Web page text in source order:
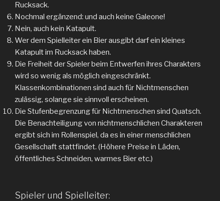
Rucksack.
Nochmal ergänzend: und auch keine Galeone!
Nein, auch kein Katapult.
Wer dem Spielleiter ein Bier ausgibt darf ein kleines
Katapult im Rucksack haben.
Die Freiheit der Spieler beim Entwerfen ihres Charakters
wird so wenig als möglich eingeschränkt.
Klassenkombinationen sind auch für Nichtmenschen
zulässig, solange sie sinnvoll erscheinen.
Die Stufenbegrenzung für Nichtmenschen sind Quatsch.
Die Benachteiligung von nichtmenschlichen Charakteren
ergibt sich im Rollenspiel, da es in einer menschlichen
Gesellschaft stattfindet. (Höhere Preise in Läden,
öffentliches Schneiden, warmes Bier etc.)
Spieler und Spielleiter: